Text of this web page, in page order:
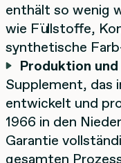
enthält so wenig
wie Füllstoffe,
synthetische
Produktion
Supplement, das
entwickelt und
1966 in den
Garantie
gesamten